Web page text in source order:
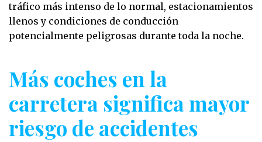
tráfico más intenso de lo normal, estacionamientos
llenos y condiciones de conducción
potencialmente peligrosas durante toda la noche.
Más coches en la
carretera significa mayor
riesgo de accidentes